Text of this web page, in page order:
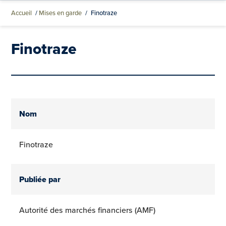
Accueil / Mises en garde / Finotraze
Finotraze
Nom
Finotraze
Publiée par
Autorité des marchés financiers (AMF)